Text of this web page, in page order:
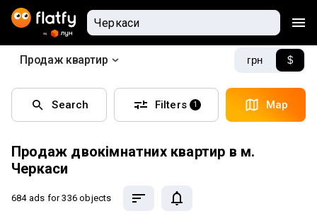
Продаж квартир грн $
Search Filters 1 Map
Продаж двокімнатних квартир в м.
Черкаси
684 ads for 336 objects